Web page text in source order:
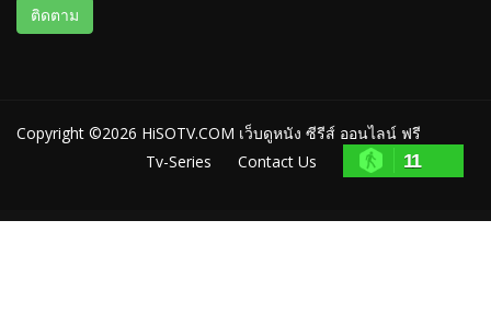
ติดตาม
Copyright ©2026 HiSOTV.COM เว็บดูหนัง ซีรีส์ ออนไลน์ ฟรี
Tv-Series
Contact Us 11